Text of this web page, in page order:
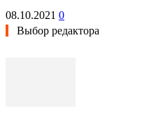
08.10.2021 0
Выбор редактора